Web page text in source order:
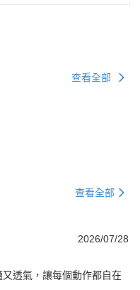
查看全部
查看全部
2026/07/28
透氣，讓每個動作都自在